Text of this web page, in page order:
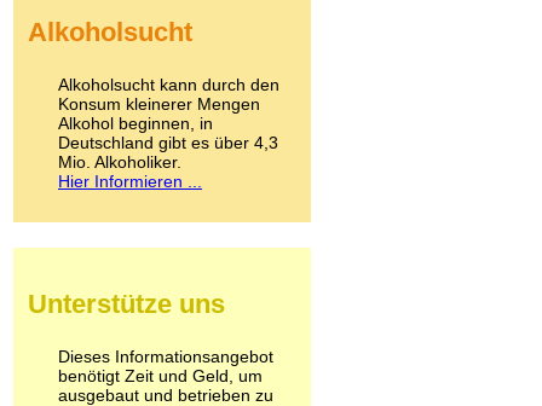
Kokain
LSD
Marihuana
Medikamente
Meskalin
Metamphetamin
Methadon
Pilze
Psychopharmaka
Schlafmittel
Schmerzmittel
Alkoholsucht
Alkoholsucht kann durch den
Konsum kleinerer Mengen
Alkohol beginnen, in
Deutschland gibt es über 4,3
Mio. Alkoholiker.
Hier Informieren ...
Unterstütze uns
Dieses Informationsangebot
benötigt Zeit und Geld, um
ausgebaut und betrieben zu